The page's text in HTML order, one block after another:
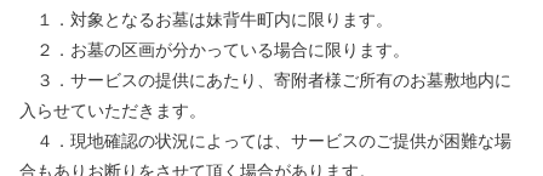
１．対象となるお墓は妹背牛町内に限ります。
２．お墓の区画が分かっている場合に限ります。
３．サービスの提供にあたり、寄附者様ご所有のお墓敷地内に
入らせていただきます。
４．現地確認の状況によっては、サービスのご提供が困難な場
合もありお断りをさせて頂く場合があります。